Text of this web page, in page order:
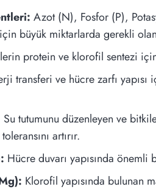
Azot (N), Fosfor (P),
büyük miktarlarda gerekli
protein ve klorofil sentezi
transferi ve hücre zarfı
Su tutumunu düzenleyen ve
artırır.
Hücre duvarı yapısında
Klorofil yapısında bulunan